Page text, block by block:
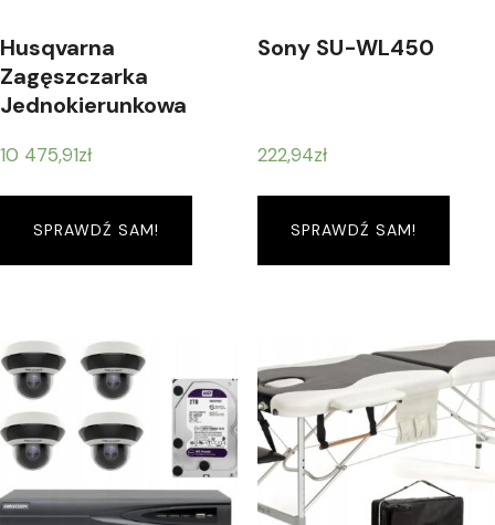
Husqvarna
Zagęszczarka
Jednokierunkowa
10 475,91zł
SPRAWDŹ SAM!
Sony SU-WL450
222,94zł
SPRAWDŹ SAM!